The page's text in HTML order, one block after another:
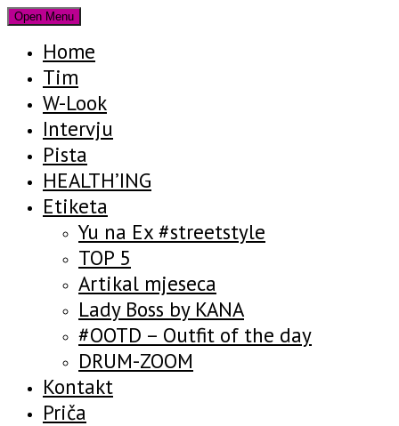
Open Menu
Home
Tim
W-Look
Intervju
Pista
HEALTH’ING
Etiketa
Yu na Ex #streetstyle
TOP 5
Artikal mjeseca
Lady Boss by KANA
#OOTD – Outfit of the day
DRUM-ZOOM
Kontakt
Priča